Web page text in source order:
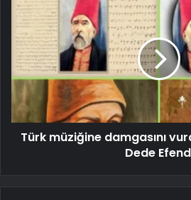
Türk müziğine damgasını
Dede